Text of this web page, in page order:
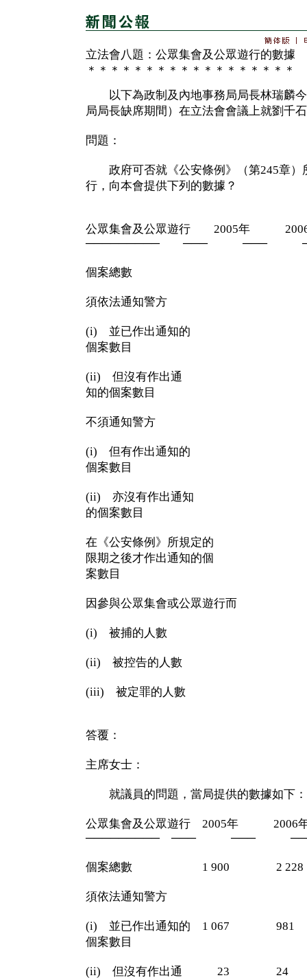
立法會八題：公眾集會及公眾遊行的數據
＊＊＊＊＊＊＊＊＊＊＊＊＊＊＊＊＊＊
以下為政制及內地事務局局長林瑞麟今
局局長缺席期間）在立法會會議上就劉千
問題：
政府可否就《公安條例》（第245章）
行，向本會提供下列的數據？
公眾集會及公眾遊行 2005年
───────── ─── ───
個案總數
須依法通知警方
(i) 並已作出通知的
個案數目
(ii) 但沒有作出通
知的個案數目
不須通知警方
(i) 但有作出通知的
個案數目
(ii) 亦沒有作出通知
的個案數目
在《公安條例》所規定的
限期之後才作出通知的個
案數目
因參與公眾集會或公眾遊行而
(i) 被捕的人數
(ii) 被控告的人數
(iii) 被定罪的人數
答覆：
主席女士：
就議員的問題，當局提供的數據如下：
公眾集會及公眾遊行 2005年
───────── ───
個案總數 1 900 2 228
須依法通知警方
(i) 並已作出通知的 1 067
個案數目
(ii) 但沒有作出通 23